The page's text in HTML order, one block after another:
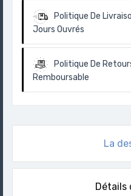
Politique De
Jours Ouvrés
Politique De
Remboursable
La
Détails